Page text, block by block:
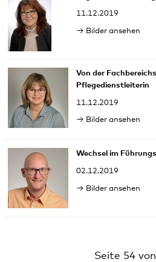
11.12.2019
Bilder ansehen
Von der
Pflegedienstleiterin
11.12.2019
Bilder ansehen
Wechsel im
02.12.2019
Bilder ansehen
Seite 54